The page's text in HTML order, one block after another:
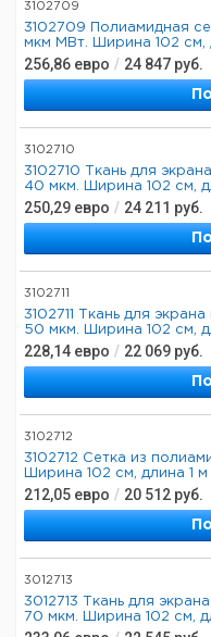
3102709
3102709 Полиамидная
мкм МВт. Ширина 102 см,
256,86 евро / 24 847 руб.
3102710
3102710 Ткань для
40 мкм. Ширина 102 см,
250,29 евро / 24 211 руб.
3102711
3102711 Ткань для
50 мкм. Ширина 102 см,
228,14 евро / 22 069 руб.
3102712
3102712 Сетка из
Ширина 102 см, длина 1 м
212,05 евро / 20 512 руб.
3012713
3012713 Ткань для
70 мкм. Ширина 102 см,